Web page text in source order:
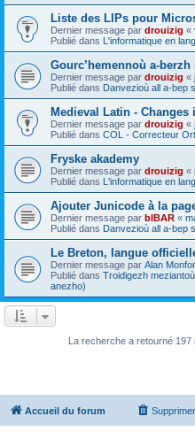
Liste des LIPs pour
Dernier message par drouizig «
Publié dans L'informatique en
Gourc’hemennoù a-
Dernier message par drouizig «
Publié dans Danvezioù all a-bep
Medieval Latin - Changes
Dernier message par drouizig «
Publié dans COL - Correcteur
Fryske akademy
Dernier message par drouizig «
Publié dans L'informatique en
Ajouter Junicode à la
Dernier message par bIBAR «
Publié dans Danvezioù all a-bep
Le Breton, langue
Dernier message par Alan
Publié dans Troidigezh
anezho)
La recherche a retourné 197
Accueil du forum